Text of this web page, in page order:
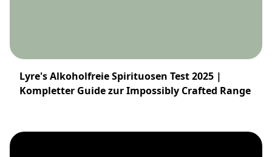
Lyre's Alkoholfreie Spirituosen Test 2025 |
Kompletter Guide zur Impossibly Crafted Range